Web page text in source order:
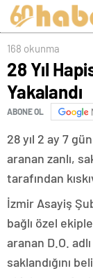
168 okunma
28 Yıl
Yakalandı
ABONE OL
28 yıl 2 ay 7
aranan zanlı,
tarafından
İzmir Asayiş
bağlı özel
aranan D.O.
saklandığını